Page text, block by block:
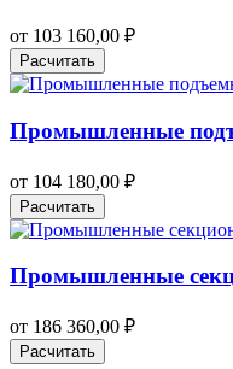
от 103 160,00 ₽
Расчитать
Промышленные
от 104 180,00 ₽
Расчитать
Промышленные
от 186 360,00 ₽
Расчитать